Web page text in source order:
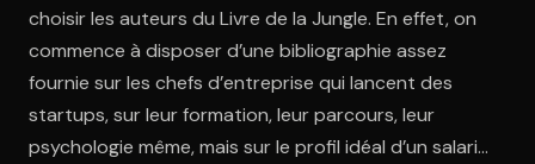
choisir les auteurs du Livre de la Jungle. En effet, on
commence à disposer d’une bibliographie assez
fournie sur les chefs d’entreprise qui lancent des
startups, sur leur formation, leur parcours, leur
psychologie même, mais sur le profil idéal d’un salarié